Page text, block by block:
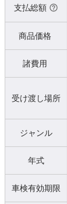
支払総額
商品価格
諸費用
受け渡し場所
ジャンル
年式
車検有効期限